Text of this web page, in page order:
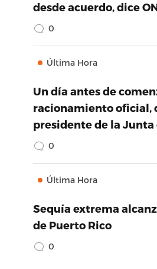
desde acuerdo, dice
0
Última Hora
Un día antes de
racionamiento oficial,
presidente de la Junta
0
Última Hora
Sequía extrema
de Puerto Rico
0